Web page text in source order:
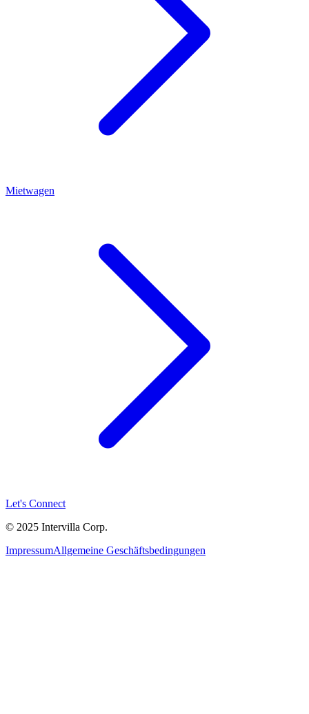
Mietwagen
Let's Connect
© 2025 Intervilla Corp.
ImpressumAllgemeine Geschäftsbedingungen